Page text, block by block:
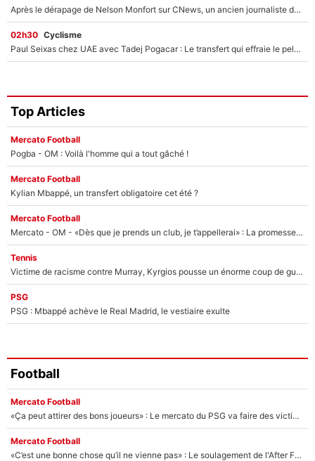
Après le dérapage de Nelson Monfort sur CNews, un ancien journaliste de France Télévisions relance la polémique sur les incendies en Gironde
02h30 Cyclisme
Paul Seixas chez UAE avec Tadej Pogacar : Le transfert qui effraie le peloton, «c’est la pire des choses qui puisse arriver»
Top Articles
Mercato Football
Pogba - OM : Voilà l'homme qui a tout gâché !
Mercato Football
Kylian Mbappé, un transfert obligatoire cet été ?
Mercato Football
Mercato - OM - «Dès que je prends un club, je t’appellerai» : La promesse de Marcelino au moment de claquer la porte
Tennis
Victime de racisme contre Murray, Kyrgios pousse un énorme coup de gueule !
PSG
PSG : Mbappé achève le Real Madrid, le vestiaire exulte
Football
Mercato Football
«Ça peut attirer des bons joueurs» : Le mercato du PSG va faire des victimes dans l'effectif de Luis Enrique ?
Mercato Football
«C’est une bonne chose qu’il ne vienne pas» : Le soulagement de l'After Foot après le transfert avorté de Yan Diomandé au PSG